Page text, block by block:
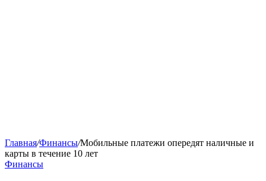
Главная/Финансы/Мобильные платежи опередят наличные и
карты в течение 10 лет
Финансы